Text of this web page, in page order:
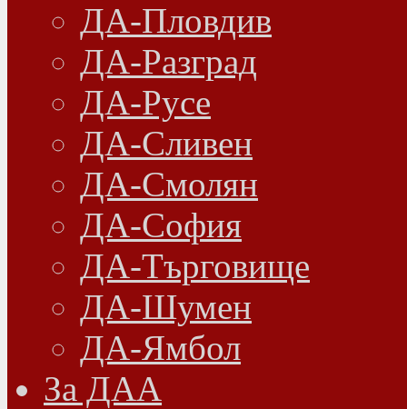
ДА-Пловдив
ДА-Разград
ДА-Русе
ДА-Сливен
ДА-Смолян
ДА-София
ДА-Търговище
ДА-Шумен
ДА-Ямбол
Зa ДАА